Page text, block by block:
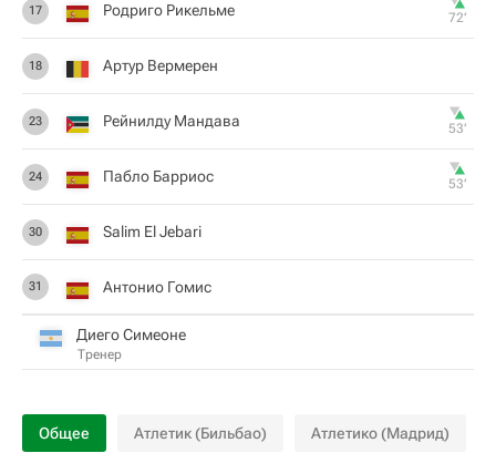
17 Родриго Рикельме 72‎’‎
18 Артур Вермерен
23 Рейнилду Мандава 53‎’‎
24 Пабло Барриос 53‎’‎
30 Salim El Jebari
31 Антонио Гомис
Диего Симеоне
Тренер
Общее Атлетик (Бильбао) Атлетико (Мадрид)